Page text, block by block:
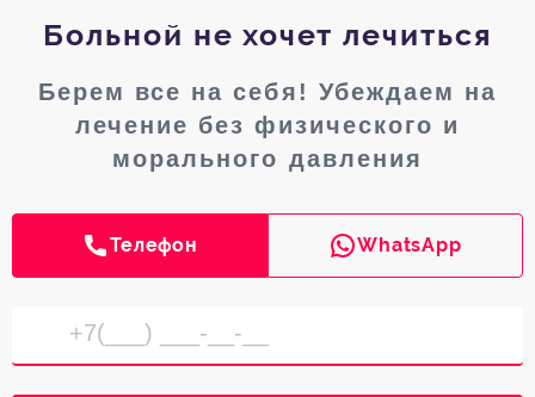
Больной не хочет лечиться
Берем все на себя! Убеждаем на
лечение без физического и
морального давления
Телефон WhatsApp